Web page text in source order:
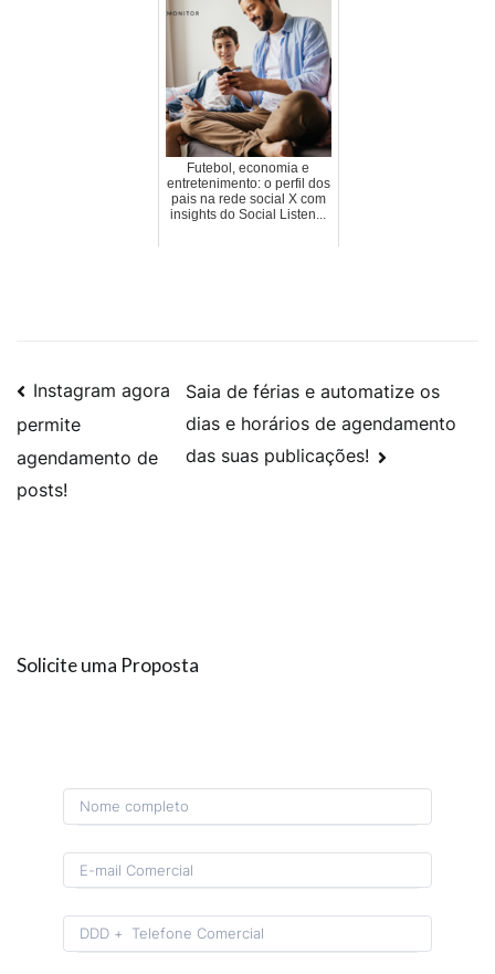
Futebol, economia e
entretenimento: o perfil dos
pais na rede social X com
insights do Social Listen...
Instagram agora
permite
agendamento de
posts!
Saia de férias e automatize os
dias e horários de agendamento
das suas publicações!
Solicite uma Proposta
Format: (00) 0 0000-0000.